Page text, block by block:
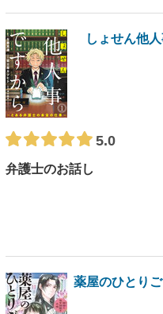
しょせん他
5.0
弁護士のお話し
薬屋のひとり